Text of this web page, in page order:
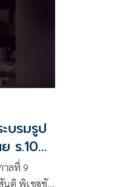
บรมรูป
ร.10
าลที่ 9